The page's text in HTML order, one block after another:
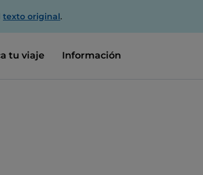
texto original.
tu viaje Información